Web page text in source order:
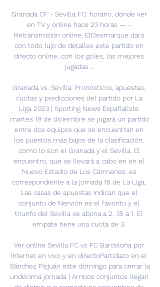
Granada CF - Sevilla FC: horario, dónde ver
en TV y online hace 23 horas — -
Retransmisión online: ElDesmarque dará
con todo lujo de detalles este partido en
directo online, con los goles, las mejores
jugadas ...
Granada vs. Sevilla: Pronósticos, apuestas,
cuotas y predicciones del partido por La
Liga 2023 | Sporting News EspañaEste
martes 19 de diciembre se jugará un partido
entre dos equipos que se encuentran en
los puestos más bajos de la clasificación,
como lo son el Granada y el Sevilla. El
encuentro, que se llevará a cabo en en el
Nuevo Estadio de Los Cármenes, es
correspondiente a la jornada 18 de La Liga.
Las casas de apuestas indican que el
conjunto de Nervión es el favorito y el
triunfo del Sevilla se abona a 2. 35 a 1. El
empate tiene una cuota de 3.
Ver online Sevilla FC vs FC Barcelona por
Internet en vivo y en directoPartidazo en el
Sánchez Pizjuán este domingo para cerrar la
undécima jornada | Ambos conjuntos llegan